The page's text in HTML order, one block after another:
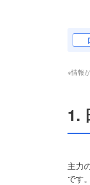
※情報
1.
主力
です。